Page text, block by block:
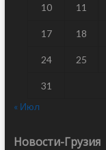
10 11
17 18
24 25
31
« Июл
Новости-Грузия